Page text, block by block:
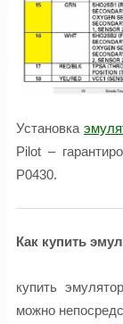
Установка
Pilot –
P0430.
Как купить
купить
можно